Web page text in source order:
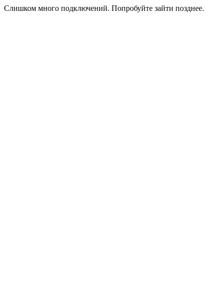
Слишком много подключений. Попробуйте зайти позднее.